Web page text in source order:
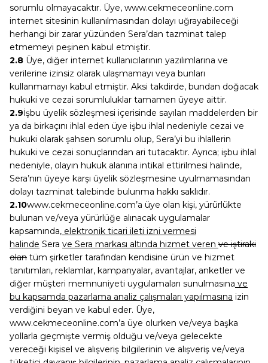
sorumlu olmayacaktır. Üye, www.cekmeceonline.com
internet sitesinin kullanılmasından dolayı uğrayabileceği
herhangi bir zarar yüzünden Sera’dan tazminat talep
etmemeyi peşinen kabul etmiştir.
2.8 Üye, diğer internet kullanıcılarının yazılımlarına ve
verilerine izinsiz olarak ulaşmamayı veya bunları
kullanmamayı kabul etmiştir. Aksi takdirde, bundan doğacak
hukuki ve cezai sorumluluklar tamamen üyeye aittir.
2.9İşbu üyelik sözleşmesi içerisinde sayılan maddelerden bir
ya da birkaçını ihlal eden üye işbu ihlal nedeniyle cezai ve
hukuki olarak şahsen sorumlu olup, Sera’yi bu ihlallerin
hukuki ve cezai sonuçlarından ari tutacaktır. Ayrıca; işbu ihlal
nedeniyle, olayın hukuk alanına intikal ettirilmesi halinde,
Sera’nın üyeye karşı üyelik sözleşmesine uyulmamasından
dolayı tazminat talebinde bulunma hakkı saklıdır.
2.10www.cekmeceonline.com’a üye olan kişi, yürürlükte
bulunan ve/veya yürürlüğe alınacak uygulamalar
kapsamında, elektronik ticari ileti izni vermesi
halinde Sera ve Sera markası altında hizmet veren ve iştiraki
olan tüm şirketler tarafından kendisine ürün ve hizmet
tanıtımları, reklamlar, kampanyalar, avantajlar, anketler ve
diğer müşteri memnuniyeti uygulamaları sunulmasına ve
bu kapsamda pazarlama analiz çalışmaları yapılmasına izin
verdiğini beyan ve kabul eder. Üye,
www.cekmeceonline.com’a üye olurken ve/veya başka
yollarla geçmişte vermiş olduğu ve/veya gelecekte
vereceği kişisel ve alışveriş bilgilerinin ve alışveriş ve/veya